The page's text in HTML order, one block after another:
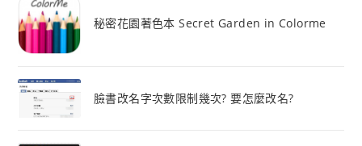
秘密花園著色本 Secret Garden in Colorme
臉書改名字次數限制幾次? 要怎麼改名?